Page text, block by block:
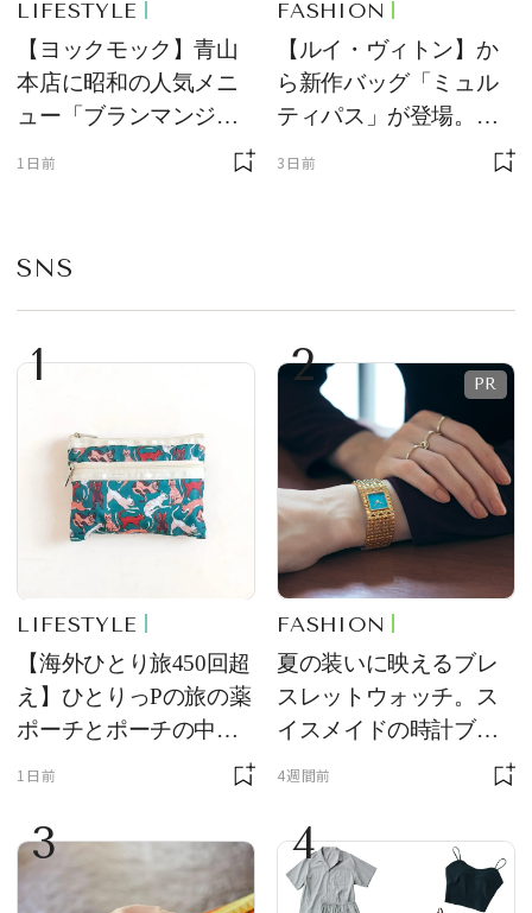
LIFESTYLE
【ヨックモック】青山
本店に昭和の人気メニ
ュー「ブランマンジ
ェ」「ダックワーズ」
1日前
FASHION
【ルイ・ヴィトン】か
ら新作バッグ「ミュル
ティパス」が登場。ミ
ニサイズもラインナッ
3日前
SNS
1
LIFESTYLE
【海外ひとり旅450回超
え】ひとりっPの旅の薬
ポーチとポーチの中身
を初公開！ 本当に使え
ム
1日前
2
FASHION
夏の装いに映えるブレ
スレットウォッチ。ス
イスメイドの時計ブラ
ンド【フレデリック・
をレビュー。【それい
け！ 良品ハンター】
4週間前
3 4